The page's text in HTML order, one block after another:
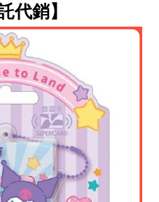
代銷】